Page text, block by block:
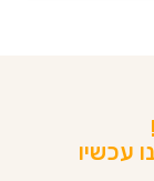
עכשיו